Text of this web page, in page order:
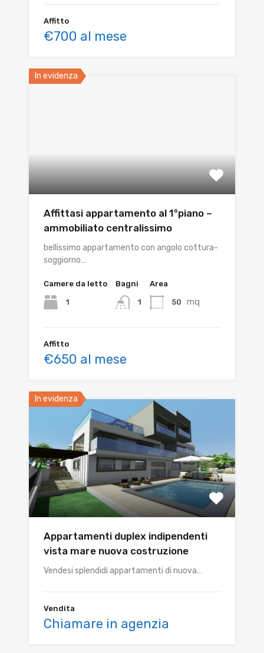
Affitto
€700 al mese
In evidenza
Affittasi appartamento al 1°piano –
ammobiliato centralissimo
bellissimo appartamento con angolo cottura-
soggiorno…
Camere da letto
1
Bagni
1
Area
50 mq
Affitto
€650 al mese
In evidenza
Appartamenti duplex indipendenti
vista mare nuova costruzione
Vendesi splendidi appartamenti di nuova…
Vendita
Chiamare in agenzia